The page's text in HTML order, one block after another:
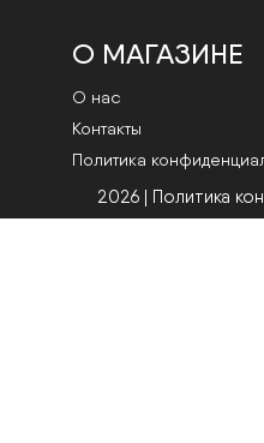
О МАГАЗИНЕ
О нас
Контакты
Политика
2026 | Политика